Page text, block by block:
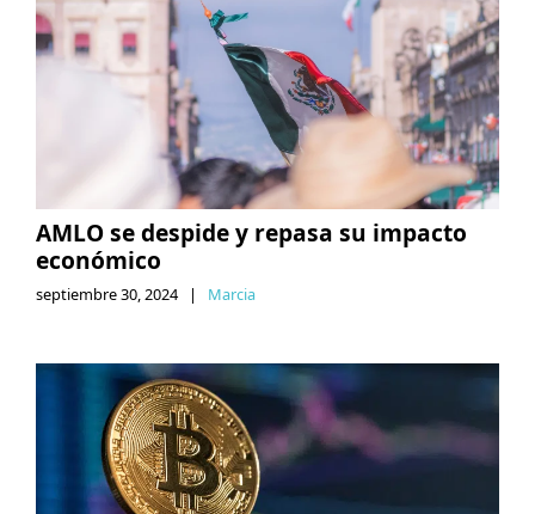
AMLO se despide y repasa su impacto
económico
septiembre 30, 2024 | Marcia